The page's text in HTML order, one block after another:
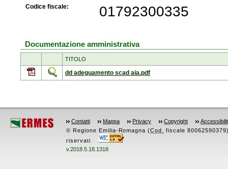
Codice fiscale: 01792300335
Documentazione amministrativa
TITOLO
dd adeguamento scad aia.pdf
Contatti Mappa Privacy Copyright
© Regione Emilia-Romagna (Cod.
fiscale
riservati
v.2018.5.18.1318